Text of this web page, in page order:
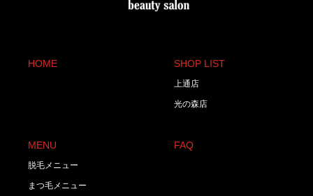
HOME SHOP LIST
上通店
光の森店
MENU
脱毛メニュー
まつ毛メニュー
FAQ